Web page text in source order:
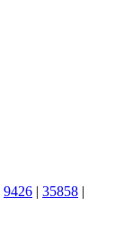
9426 | 35858 |